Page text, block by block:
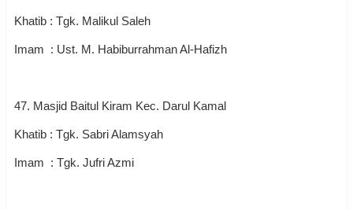
Khatib : Tgk. Malikul Saleh
Imam : Ust. M. Habiburrahman Al-Hafizh
47. Masjid Baitul Kiram Kec. Darul Kamal
Khatib : Tgk. Sabri Alamsyah
Imam : Tgk. Jufri Azmi